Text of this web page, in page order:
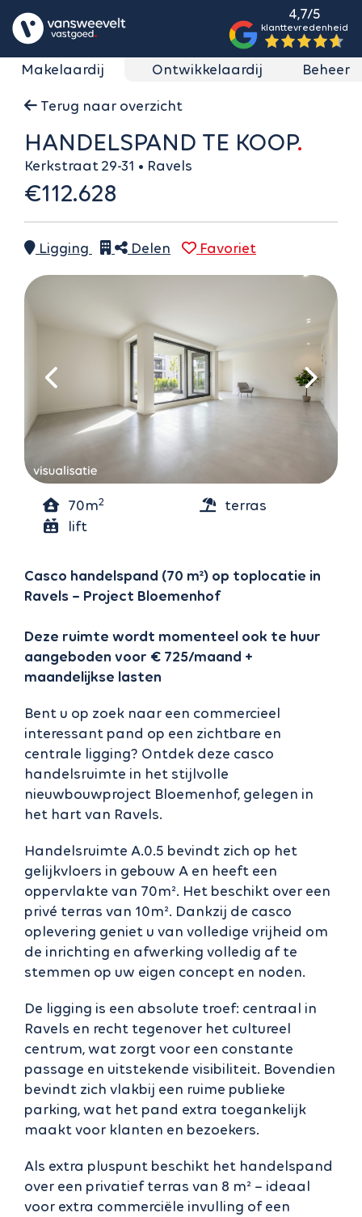
4,7/5
klanttevredenheid
Makelaardij Ontwikkelaardij Beheer
Terug naar overzicht
HANDELSPAND TE KOOP
Kerkstraat 29-31 • Ravels
€112.628
Ligging Delen Favoriet
70m2
terras
lift
Casco handelspand (70 m²) op toplocatie in
Ravels – Project Bloemenhof
Deze ruimte wordt momenteel ook te huur
aangeboden voor € 725/maand +
maandelijkse lasten
Bent u op zoek naar een commercieel
interessant pand op een zichtbare en
centrale ligging? Ontdek deze casco
handelsruimte in het stijlvolle
nieuwbouwproject Bloemenhof, gelegen in
het hart van Ravels.
Handelsruimte A.0.5 bevindt zich op het
gelijkvloers in gebouw A en heeft een
oppervlakte van 70m². Het beschikt over een
privé terras van 10m². Dankzij de casco
oplevering geniet u van volledige vrijheid om
de inrichting en afwerking volledig af te
stemmen op uw eigen concept en noden.
De ligging is een absolute troef: centraal in
Ravels en recht tegenover het cultureel
centrum, wat zorgt voor een constante
passage en uitstekende visibiliteit. Bovendien
bevindt zich vlakbij een ruime publieke
parking, wat het pand extra toegankelijk
maakt voor klanten en bezoekers.
Als extra pluspunt beschikt het handelspand
over een privatief terras van 8 m² – ideaal
voor extra commerciële invulling of een